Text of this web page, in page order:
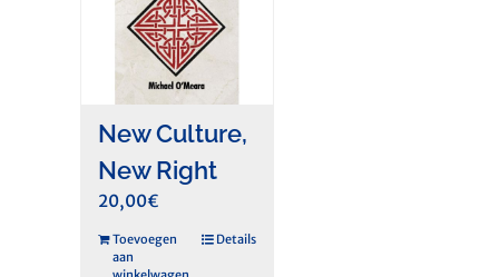
New Culture,
New Right
20,00€
Toevoegen
aan
Details